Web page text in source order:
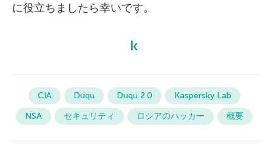
に役立ちましたら幸いです。
CIA Duqu Duqu 2.0
Kaspersky Lab
NSA
セキュリティ ロシアのハッカー 概要